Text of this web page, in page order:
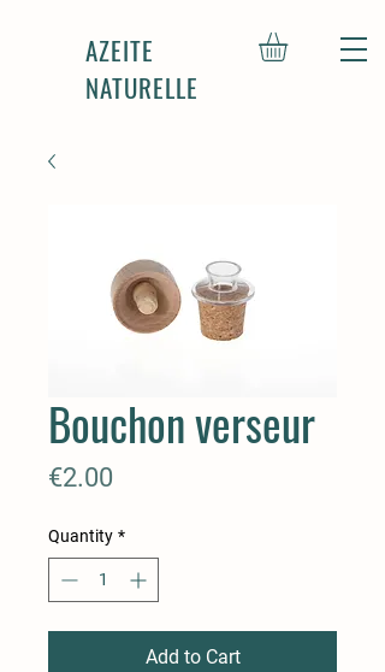
AZEITE
NATURELLE
Bouchon verseur
€2.00
Quantity *
Add to Cart